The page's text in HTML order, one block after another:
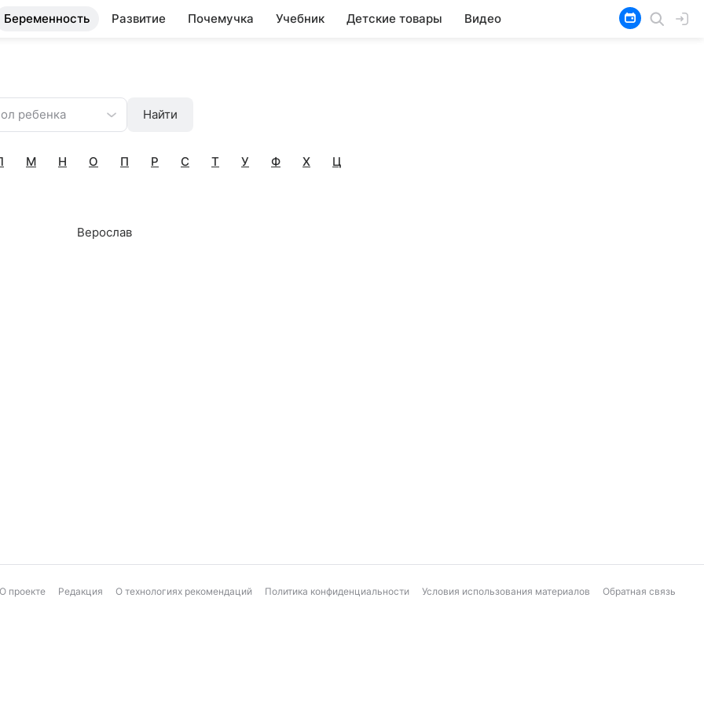
Беременность Развитие Почемучка Учебник Детские товары Видео
ребенка Найти
М Н О П Р С Т У Ф Х Ц
Верослав
О проекте Редакция О технологиях рекомендаций Политика конфиденциальности Условия использования материалов Обратная связь